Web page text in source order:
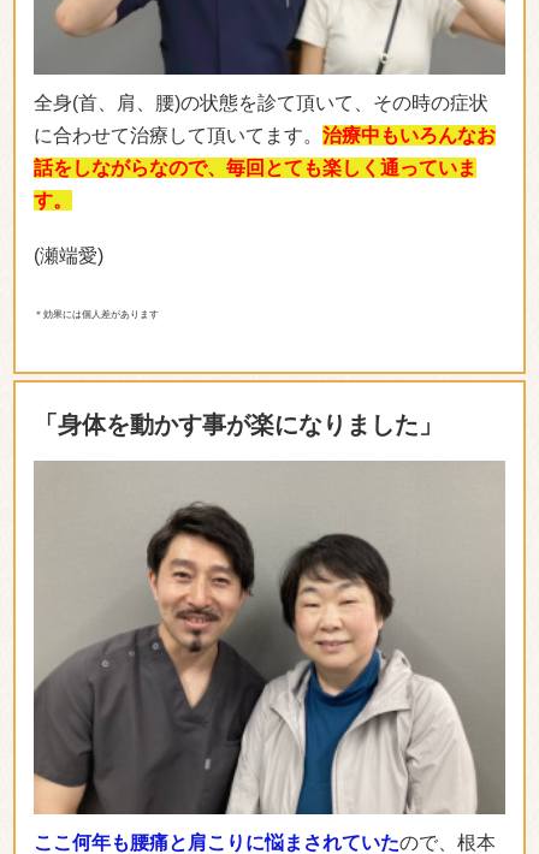
全身(首、肩、腰)の状態を診て頂いて、その時の症状
に合わせて治療して頂いてます。 治療中もいろんなお
話をしながらなので、毎回とても楽しく通っていま
す。
(瀬端愛)
＊効果には個人差があります
「身体を動かす事が楽になりました」
ここ何年も腰痛と肩こりに悩まされていたので、根本